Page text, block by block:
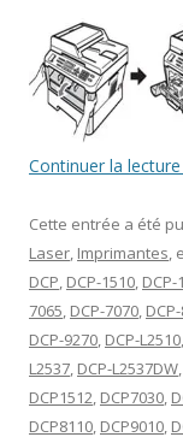
Continuer la lecture
Cette entrée a été
Laser, Imprimantes,
DCP, DCP-1510, DCP-
7065, DCP-7070,
DCP-9270, DCP-L2510,
L2537, DCP-L2537DW,
DCP1512, DCP7030,
DCP8110, DCP9010,